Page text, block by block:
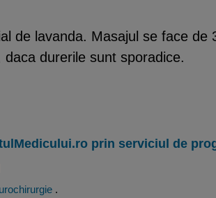
de lavanda. Masajul se face de
durerile sunt sporadice.
prin serviciul de
.